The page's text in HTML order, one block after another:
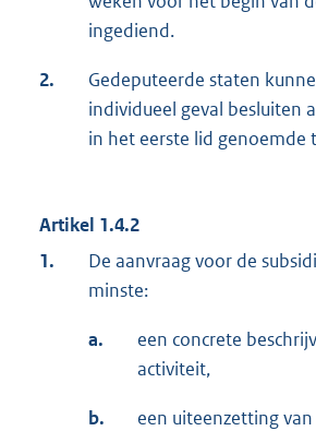
ingediend.
2.
Gedeputeerde staten
individueel geval besluiten
in het eerste lid genoemde
Artikel 1.4.2
1.
De aanvraag voor de
minste:
a.
een concrete
activiteit,
b.
een uiteenzetting